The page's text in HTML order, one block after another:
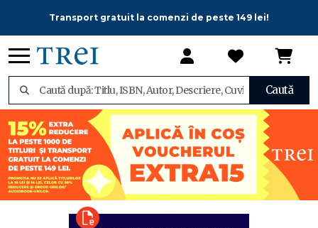
Transport gratuit la comenzi de peste 149 lei!
Caută